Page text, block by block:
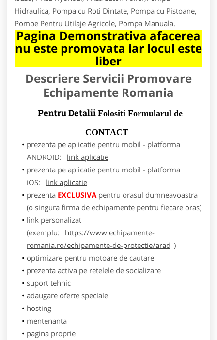
Hidraulica, Pompa cu Roti Dintate, Pompa cu Pistoane,
Pompe Pentru Utilaje Agricole, Pompa Manuala.
Pagina Demonstrativa afacerea
nu este promovata iar locul este
liber
Descriere Servicii Promovare
Echipamente Romania
Pentru Detalii Folositi Formularul de
CONTACT
prezenta pe aplicatie pentru mobil - platforma
ANDROID:
link aplicatie
prezenta pe aplicatie pentru mobil - platforma
iOS:
link aplicatie
prezenta EXCLUSIVApentru orasul dumneavoastra
(o singura firma de echipamente pentru fiecare oras)
link personalizat
(exemplu:
https://www.echipamente-
romania.ro/echipamente-de-protectie/arad )
optimizare pentru motoare de cautare
prezenta activa pe retelele de socializare
suport tehnic
adaugare oferte speciale
hosting
mentenanta
pagina proprie